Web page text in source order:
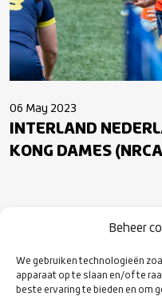
Beheer
We gebruiken technologieën
apparaat op te slaan en/of te
beste ervaring te bieden en om
06 May 2023
INTERLAND
KONG DAMES
MEDIA